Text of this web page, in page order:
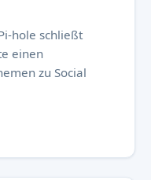
hole schließt
einen
zu Social